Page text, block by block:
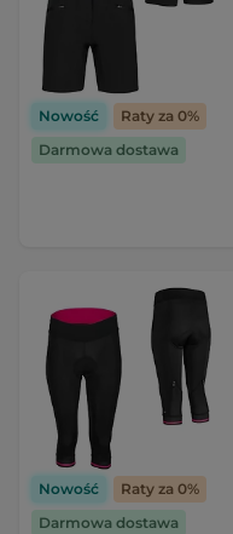
Nowość
Raty za 0%
Darmowa dostawa
Nowość
Raty za 0%
Darmowa dostawa